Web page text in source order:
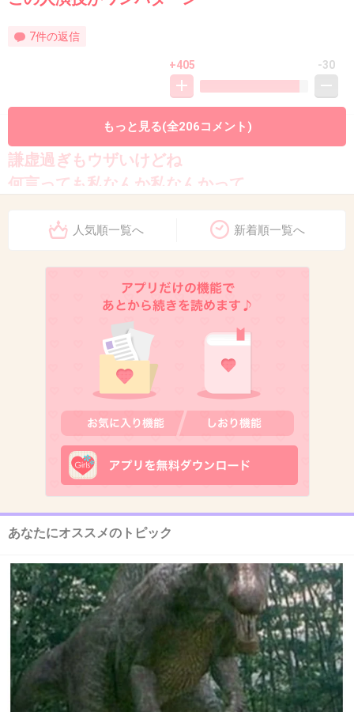
7件の返信
+405 -30
2020/03/13(金) 13:24:52
謙虚過ぎもウザいけどね
何言っても私なんか私なんかって
2件の返信
という上から目線
+430
2020/03/13(金) 13:25:02
ダルビッシュ2号になるつもりなんかな
+202 -5
11. 匿名2020/03/13(金) 13:25:07
俳優SNSやらない方がいいあるある
政治的なことを呟いてしまう
もっと見る(全206コメント)
人気順一覧へ 新着順一覧へ
あなたにオススメのトピック